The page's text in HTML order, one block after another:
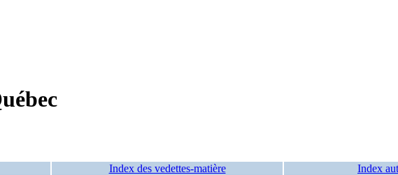
Index des vedettes-matière Index